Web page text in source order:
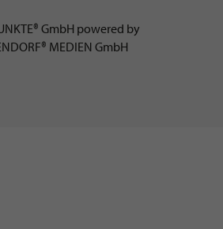
GmbH powered by
MEDIEN GmbH